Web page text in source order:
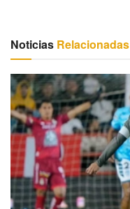
Noticias Relacionadas